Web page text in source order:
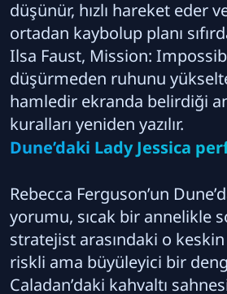
düşünür, hızlı hareket eder
ortadan kaybolup planı
Ilsa Faust, Mission:
düşürmeden ruhunu
hamledir ekranda belirdiği
kuralları yeniden yazılır.
Dune’daki Lady Jessica
Rebecca Ferguson’un
yorumu, sıcak bir annelikle
stratejist arasındaki o
riskli ama büyüleyici bir
Caladan’daki kahvaltı